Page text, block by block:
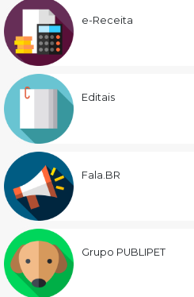
e-Receita
Editais
Fala.BR
Grupo PUBLIPET